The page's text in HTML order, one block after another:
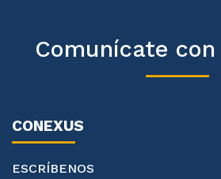
Comunícate
CONEXUS
ESCRÍBENOS